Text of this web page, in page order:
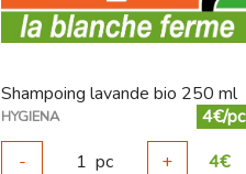
Shampoing lavande bio 250 ml
HYGIENA
4€/pc
-
1 pc + 4€